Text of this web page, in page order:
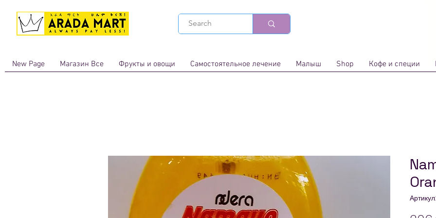
New Page Магазин Все Фрукты и овощи Самостоятельное лечение Малыш Shop Кофе и специи